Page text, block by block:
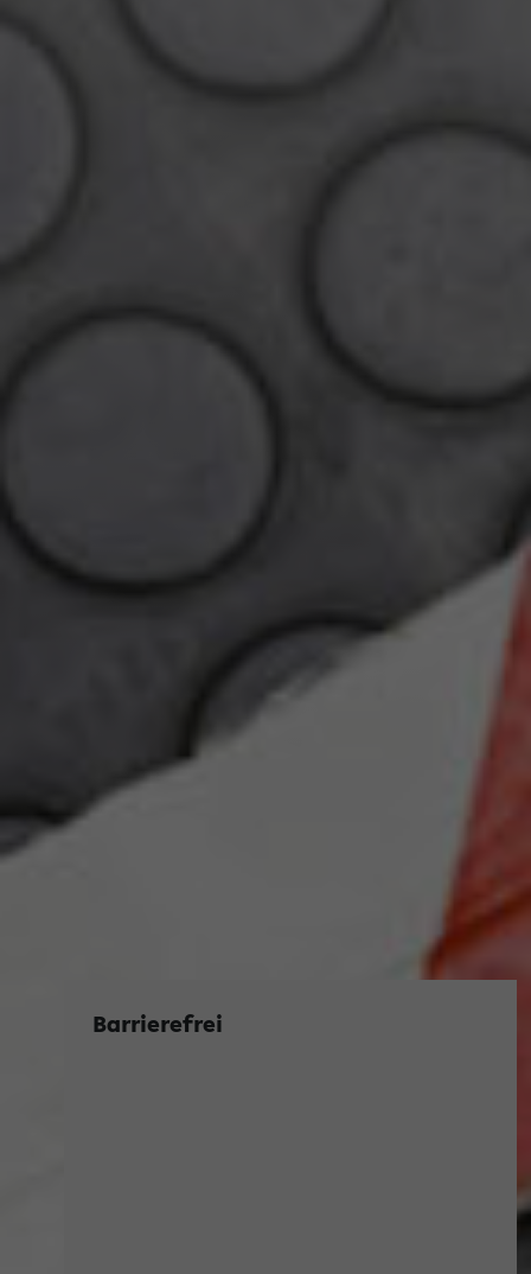
Barrierefrei